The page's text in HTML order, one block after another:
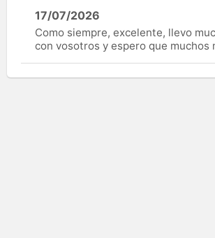
17/07/2026
Como siempre, excelente, llevo
con vosotros y espero que muchos